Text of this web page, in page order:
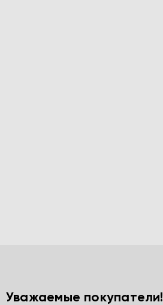
Уважаемые покупатели!